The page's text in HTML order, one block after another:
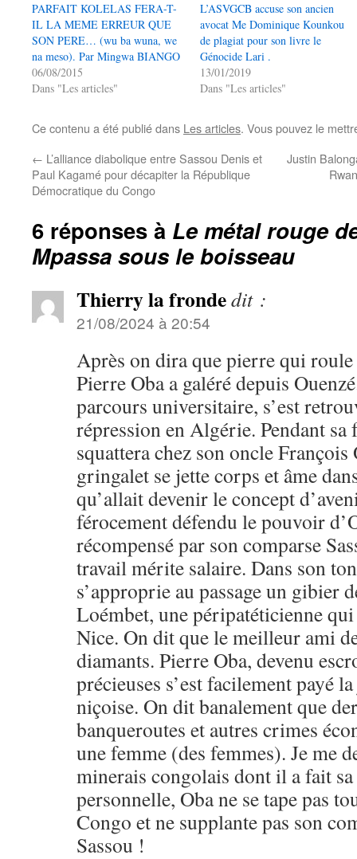
PARFAIT KOLELAS FERA-T-
IL LA MEME ERREUR QUE
SON PERE… (wu ba wuna, we
na meso). Par Mingwa BIANGO
06/08/2015
Dans "Les articles"
L’ASVGCB accuse son ancien
avocat Me Dominique Kounkou
de plagiat pour son livre le
Génocide Lari .
13/01/2019
Dans "Les articles"
Ce contenu a été publié dans Les articles. Vous pouvez le
← L’alliance diabolique entre Sassou Denis et
Paul Kagamé pour décapiter la République
Démocratique du Congo
Justin
6 réponses à Le métal rouge
Mpassa sous le boisseau
Thierry la frondedit :
21/08/2024 à 20:54
Après on dira que pierre qui roule
Pierre Oba a galéré depuis
parcours universitaire, s’est
répression en Algérie. Pendant
squattera chez son oncle
gringalet se jette corps et âme
qu’allait devenir le concept
férocement défendu le pouvoir
récompensé par son comparse
travail mérite salaire. Dans son
s’approprie au passage un gibier
Loémbet, une péripatéticienne
Nice. On dit que le meilleur ami
diamants. Pierre Oba, devenu
précieuses s’est facilement payé
niçoise. On dit banalement que
banqueroutes et autres crimes
une femme (des femmes). Je me
minerais congolais dont il a fait
personnelle, Oba ne se tape pas
Congo et ne supplante pas son
Sassou !